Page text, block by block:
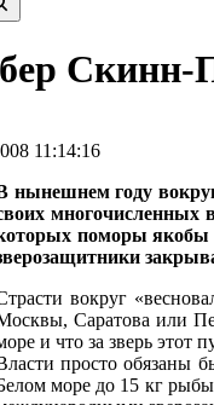
Скинн-
11:14:16
нынешнем году
многочисленных
поморы якобы
вокруг
Саратова или
и что за зверь этот
просто обязаны
море до 15 кг